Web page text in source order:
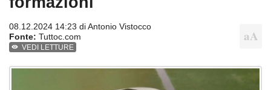
08.12.2024 14:23 diAntonio Vistocco
Fonte: Tuttoc.com
VEDI LETTURE